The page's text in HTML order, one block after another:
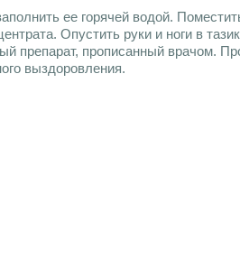
ее горячей водой.
Опустить руки и ноги в
препарат, прописанный врачом.
выздоровления.